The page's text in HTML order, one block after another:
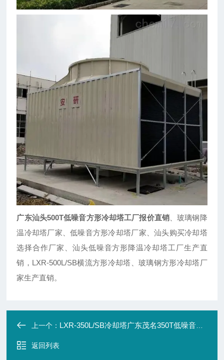
广东汕头500T低噪音方形冷却塔工厂报价直销 、玻璃钢降
温冷却塔厂家、低噪音方形冷却塔厂家、汕头购买冷却塔
选择合作厂家、汕头低噪音方形降温冷却塔工厂生产直
销，LXR-500L/SB横流方形冷却塔、玻璃钢方形冷却塔厂
家生产直销。
上一个： LXR-350L/SB冷却塔广东茂名350T低噪音方形冷却塔报价
返回列表